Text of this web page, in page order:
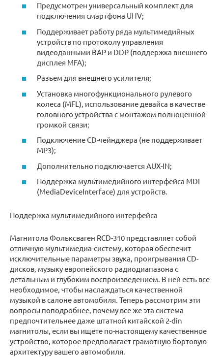
Предусмотрен универсальный комплект для
подключения смартфона UHV;
Поддерживает работу ряда мультимедийных
устройств по протоколу управления
видеоданными BAP и DDP (поддержка внешнего
дисплея MFA);
Разъем для внешнего усилителя;
Установка многофункционального рулевого
колеса (MFL), использование девайса в качестве
головного устройства с монтажом полноценной
громкой связи;
Подключение CD-чейнджера (не поддерживает
MP3);
Дополнительно подключается AUX-IN;
Поддержка мультимедийного интерфейса MDI
(MediaDeviceInterface) для устройств.
Поддержка мультимедийного интерфейса
Магнитола Фольксваген RCD-310 представляет собой
отличную мультимедиа-систему, которая обеспечит
исключительные параметры звука, проигрывания CD-
дисков, музыку европейского радиодиапазона с
детальным и глубоким воспроизведением. В ней есть все
необходимое, чтобы наслаждаться качественной
музыкой в салоне автомобиля. Теперь рассмотрим эти
вопросы поподробнее, почему все же эта система
предпочтительнее даже штатной китайской 2-din
магнитолы, если вы ищете по-настоящему качественное
устройство, которое предполагает грамотную бортовую
архитектуру вашего автомобиля.